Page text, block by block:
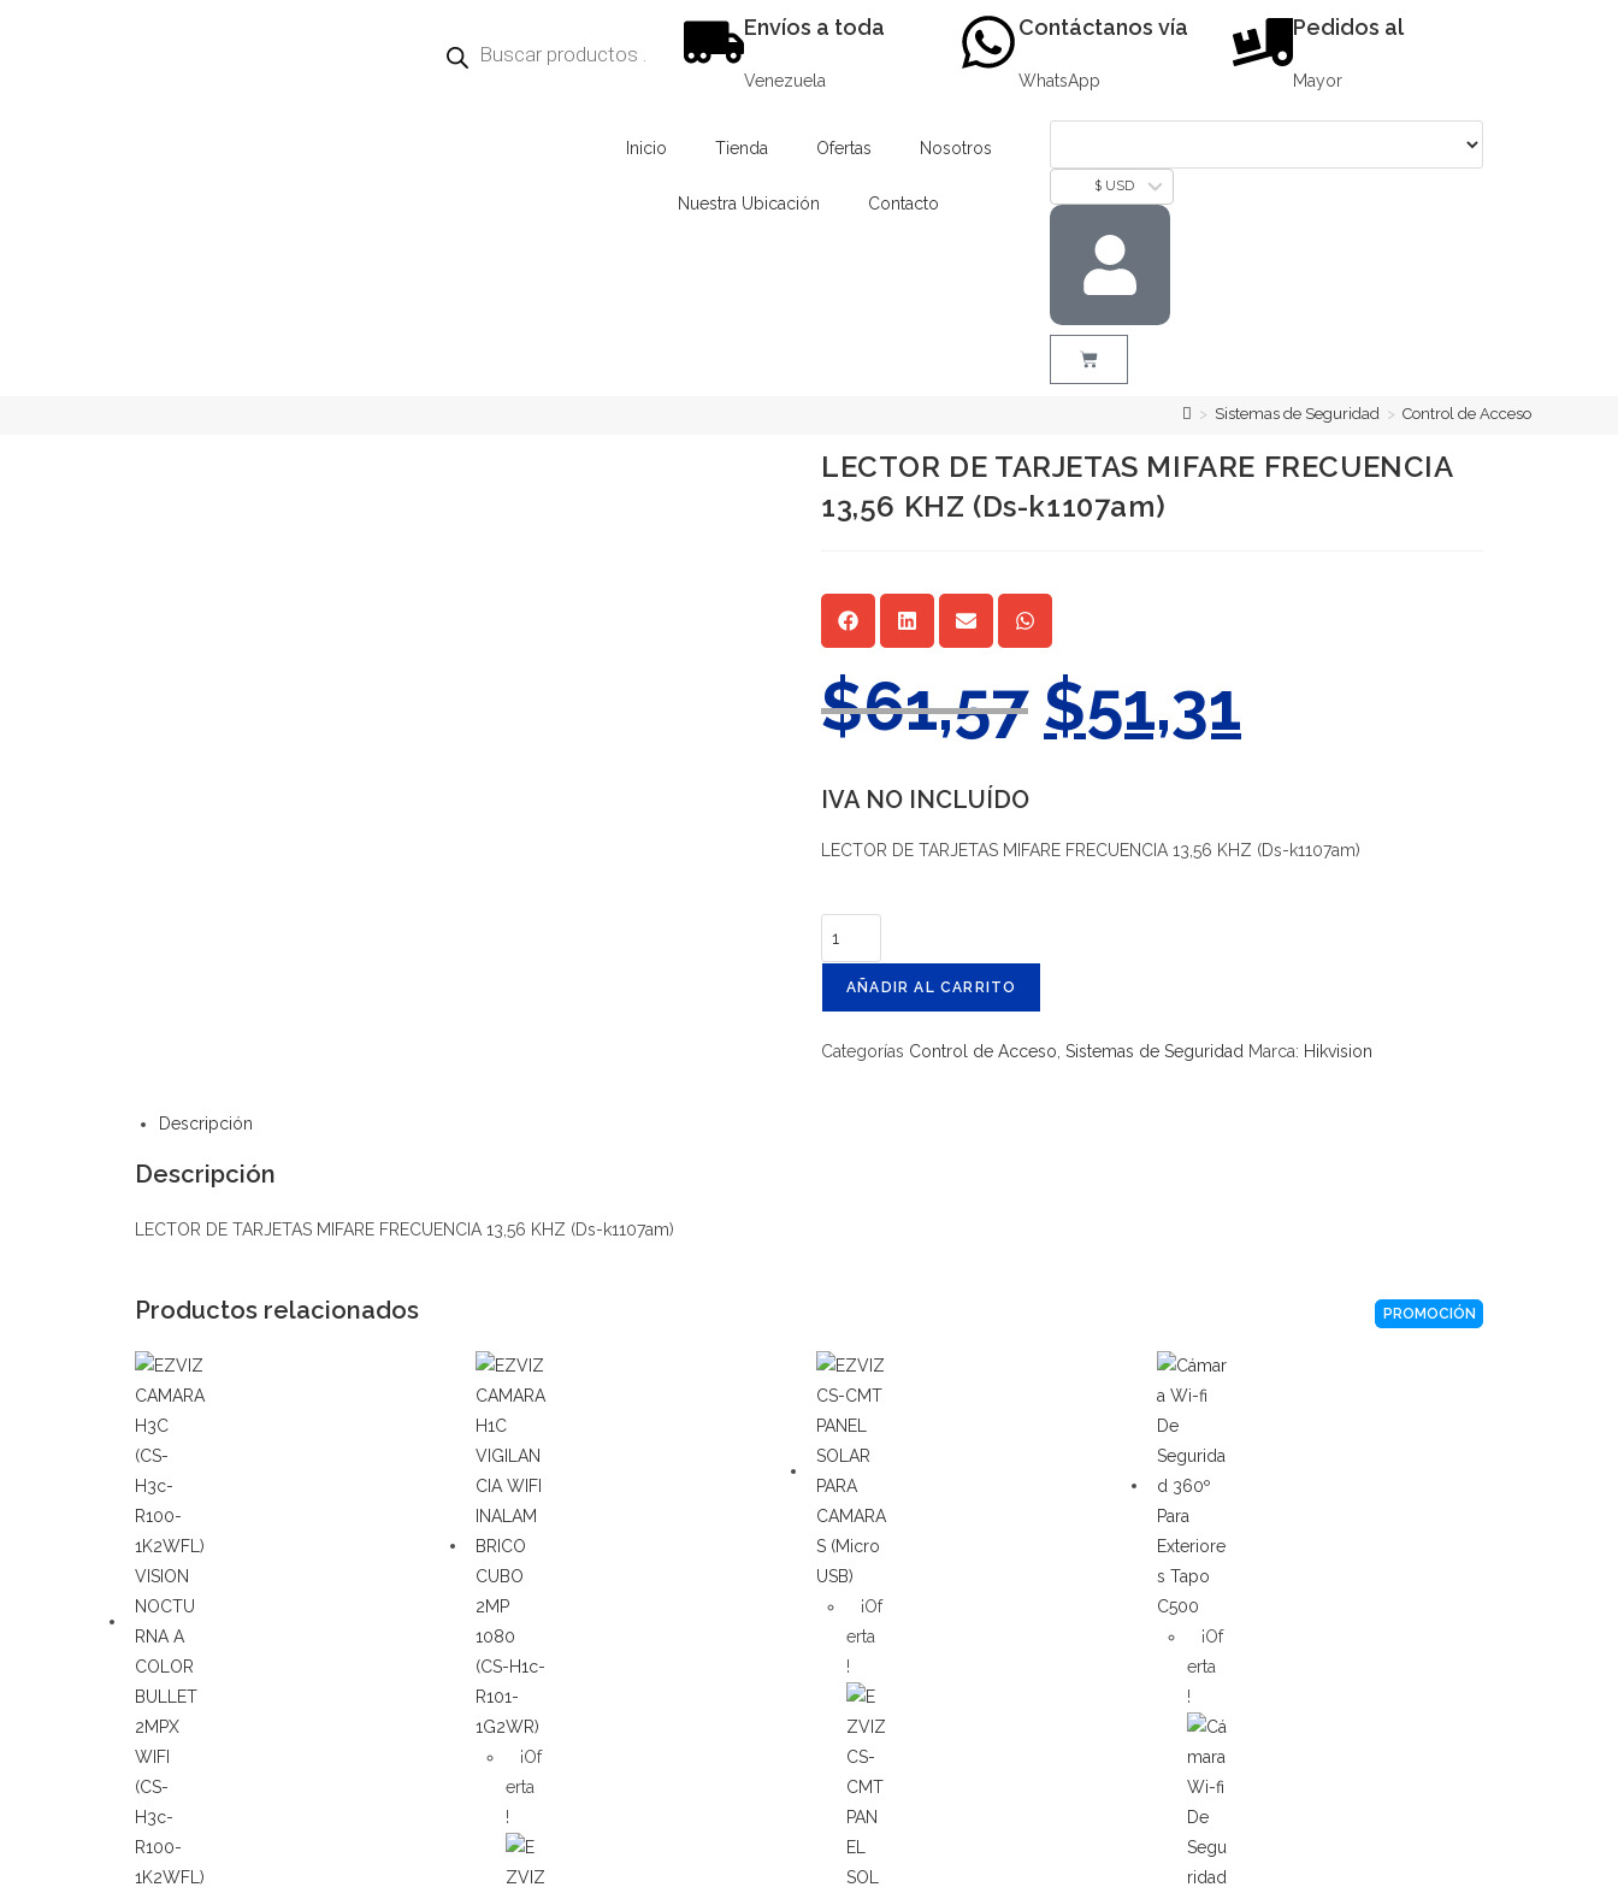
Envíos a toda
Venezuela
Contáctanos vía
WhatsApp
Pedidos al
Mayor
Inicio Tienda Ofertas Nosotros
Nuestra Ubicación Contacto
$ USD
> Sistemas de Seguridad > Control de Acceso
LECTOR DE TARJETAS MIFARE FRECUENCIA
13,56 KHZ (Ds-k1107am)
$61,57 $51,31
IVA NO INCLUÍDO
LECTOR DE TARJETAS MIFARE FRECUENCIA 13,56 KHZ (Ds-k1107am)
AÑADIR AL CARRITO
Categorías Control de Acceso Sistemas de Seguridad Marca: Hikvision
Descripción
Descripción
LECTOR DE TARJETAS MIFARE FRECUENCIA 13,56 KHZ (Ds-k1107am)
Productos relacionados PROMOCIÓN
PROMOCIÓN
¡Of
erta
!
¡Of
erta
!
¡Of
erta
!